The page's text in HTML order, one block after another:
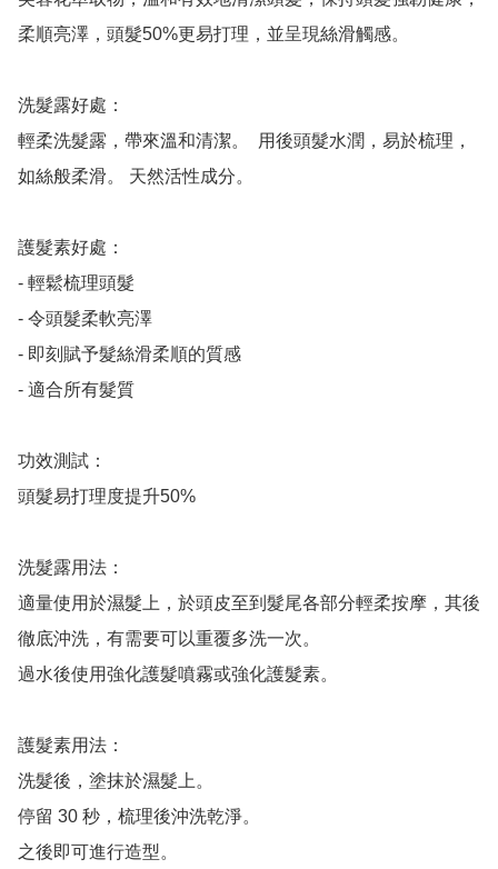
柔順亮澤，頭髮50%更易打理，並呈現絲滑觸感。
洗髮露好處：
輕柔洗髮露，帶來溫和清潔。  用後頭髮水潤，易於梳理，
如絲般柔滑。 天然活性成分。
護髮素好處：
- 輕鬆梳理頭髮
- 令頭髮柔軟亮澤
- 即刻賦予髮絲滑柔順的質感
- 適合所有髮質
功效測試：
頭髮易打理度提升50%
洗髮露用法：
適量使用於濕髮上，於頭皮至到髮尾各部分輕柔按摩，其後
徹底沖洗，有需要可以重覆多洗一次。
過水後使用強化護髮噴霧或強化護髮素。
護髮素用法：
洗髮後，塗抹於濕髮上。
停留 30 秒，梳理後沖洗乾淨。